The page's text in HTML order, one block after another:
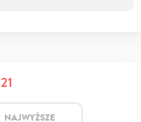
21
NAJWYŻSZE